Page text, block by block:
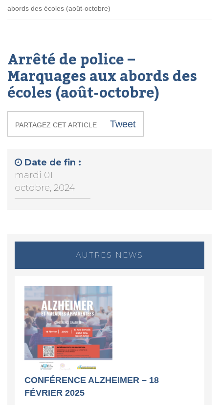
abords des écoles (août-octobre)
Arrêté de police –
Marquages aux abords des
écoles (août-octobre)
PARTAGEZ CET ARTICLE Tweet
Date de fin :
mardi 01
octobre, 2024
AUTRES NEWS
CONFÉRENCE ALZHEIMER – 18
FÉVRIER 2025